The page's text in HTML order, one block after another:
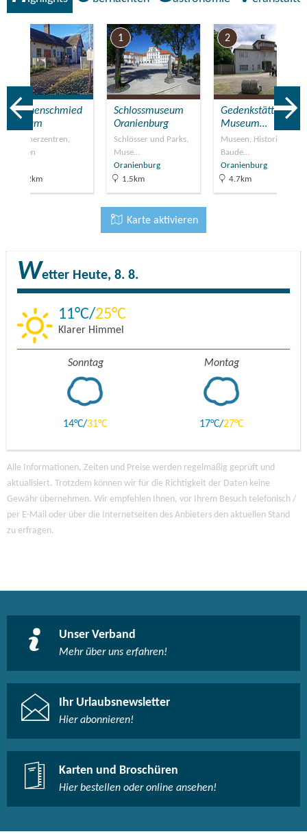
Storchenschmied
e Linum
Besucherzentren,
Museen
38.2km
1
Schlossmuseum
Oranienburg
Schlösser und Parks,
Muse…
Oranienburg
1.5km
2
Gedenkstätte und
Museum…
Museen, Historische
Baude…
Oranienburg
4.7km
Karte aktivieren
Wetter Heute, 8. 8.
11 25
Klarer Himmel
Sonntag
14 31
Montag
17 27
Alle Informationen, Zeiten und Preise werden regelmäßig geprüft und
aktualisiert. Trotzdem können wir für die Richtigkeit der Daten keine
Gewähr übernehmen. Wir empfehlen Ihnen, vor Ihrem Besuch telefonisch /
per E-Mail oder über die Internetseiten des Anbieters den aktuellen Stand
zu erfragen.
Unser Verband
Mehr über uns erfahren!
Ihr Urlaubsnewsletter
Hier abonnieren!
Karten und Broschüren
Hier bestellen oder online ansehen!